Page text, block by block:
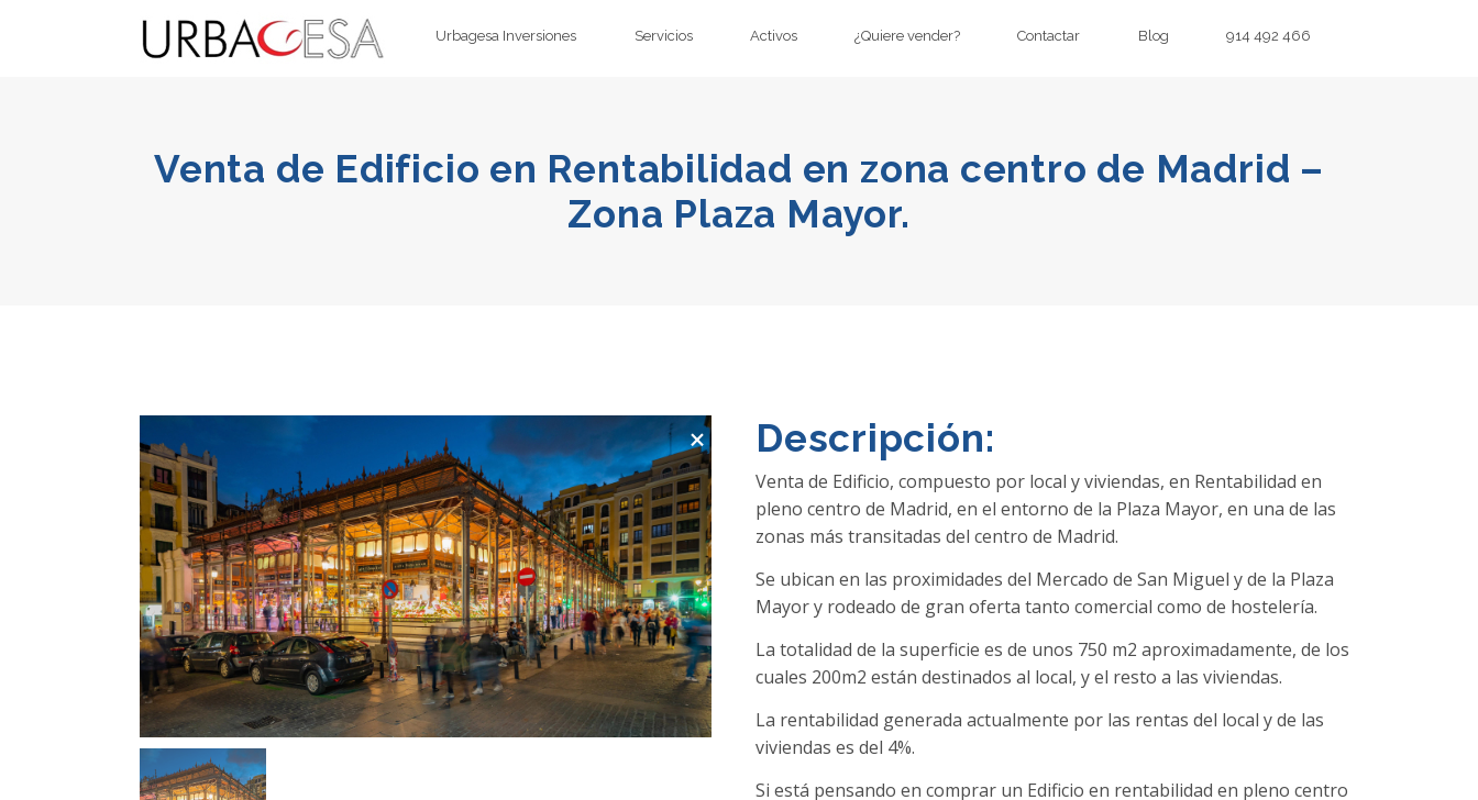
Urbagesa Inversiones Servicios Activos ¿Quiere vender? Contactar Blog 914 492 466
Venta de Edificio en Rentabilidad en zona centro de Madrid –
Zona Plaza Mayor.
× Descripción:
Venta de Edificio, compuesto por local y viviendas, en Rentabilidad en
pleno centro de Madrid, en el entorno de la Plaza Mayor, en una de las
zonas más transitadas del centro de Madrid.
Se ubican en las proximidades del Mercado de San Miguel y de la Plaza
Mayor y rodeado de gran oferta tanto comercial como de hostelería.
La totalidad de la superficie es de unos 750 m2 aproximadamente, de los
cuales 200m2 están destinados al local, y el resto a las viviendas.
La rentabilidad generada actualmente por las rentas del local y de las
viviendas es del 4%.
Si está pensando en comprar un Edificio en rentabilidad en pleno centro